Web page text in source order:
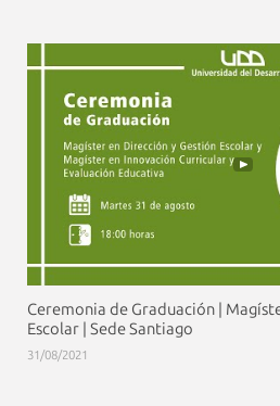
Ceremonia de Graduación |
Escolar | Sede Santiago
31/08/2021